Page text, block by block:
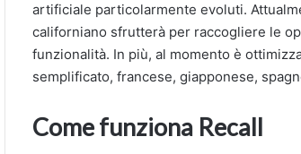
artificiale particolarmente evoluti.
californiano sfrutterà per raccogliere le
funzionalità. In più, al momento è
semplificato, francese, giapponese,
Come funziona Recall